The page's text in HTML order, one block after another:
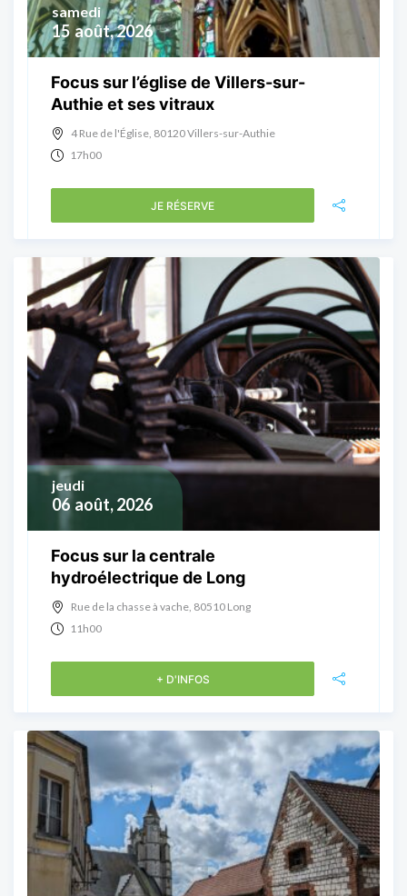
15 août, 2026
samedi
Focus sur l’église de Villers-sur-
Authie et ses vitraux
4 Rue de l'Église, 80120 Villers-sur-Authie
17h00
JE RÉSERVE
06 août, 2026
jeudi
Focus sur la centrale
hydroélectrique de Long
Rue de la chasse à vache, 80510 Long
11h00
+ D'INFOS